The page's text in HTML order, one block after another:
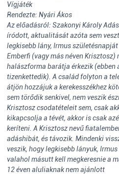
Vígjáték
Rendezte: Nyári Ákos
Az előadásról: Szakonyi Károly
íródott, aktualitását azóta sem
legkisebb lány, Irmus
Emberfi (vagy más néven
halászforma barátja érkezik (ebben
tizenkettedik). A család folyton a
átjön hozzájuk a kerekesszékhez
sem törődik senkivel, nem veszik
Krisztosz csodatételeit sem, csak
kikapcsolja a tévét, akkor is csak
keríteni. A Krisztosz nevű
adáshibát, és távozik. Mindenki
veszik, hogy legkisebb lányuk,
valahol másutt kell megkeresnie a
12 éven aluliaknak nem ajánlott